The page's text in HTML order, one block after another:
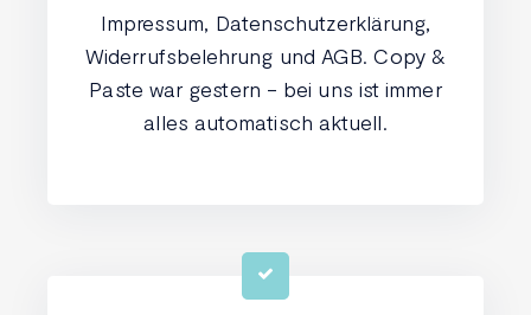
Impressum, Datenschutzerklärung,
Widerrufsbelehrung und AGB. Copy &
Paste war gestern - bei uns ist immer
alles automatisch aktuell.